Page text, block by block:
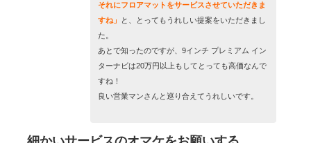
それにフロアマットをサービスさせていただきま
すね」
と、とってもうれしい提案をいただきまし
た。
あとで知ったのですが、9インチ プレミアム イン
ターナビは20万円以上もしてとっても高価なんで
すね！
良い営業マンさんと巡り合えてうれしいです。